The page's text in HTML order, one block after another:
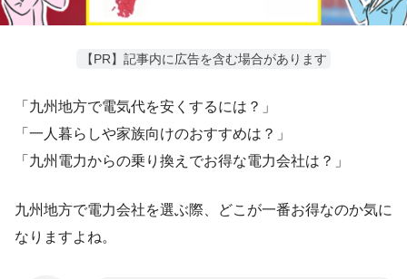
【PR】記事内に広告を含む場合があります
「九州地方で電気代を安くするには？」
「一人暮らしや家族向けのおすすめは？」
「九州電力からの乗り換えでお得な電力会社は？」
九州地方で電力会社を選ぶ際、どこが一番お得なのか気に
なりますよね。